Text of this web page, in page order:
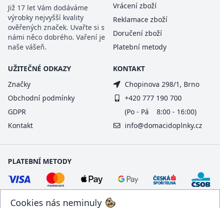
Cookies nás neminuly
Již 17 let Vám dodáváme
výrobky nejvyšší kvality
ověřených značek. Uvařte si s
námi něco dobrého. Vaření je
naše vášeň.
Vrácení zboží
Reklamace zboží
Doručení zboží
Platební metody
UŽITEČNÉ ODKAZY
Značky
Obchodní podmínky
GDPR
Kontakt
KONTAKT
Chopinova 298/1, Brno
+420 777 190 700
(Po - Pá 8:00 - 16:00)
info@domacidoplnky.cz
PLATEBNÍ METODY